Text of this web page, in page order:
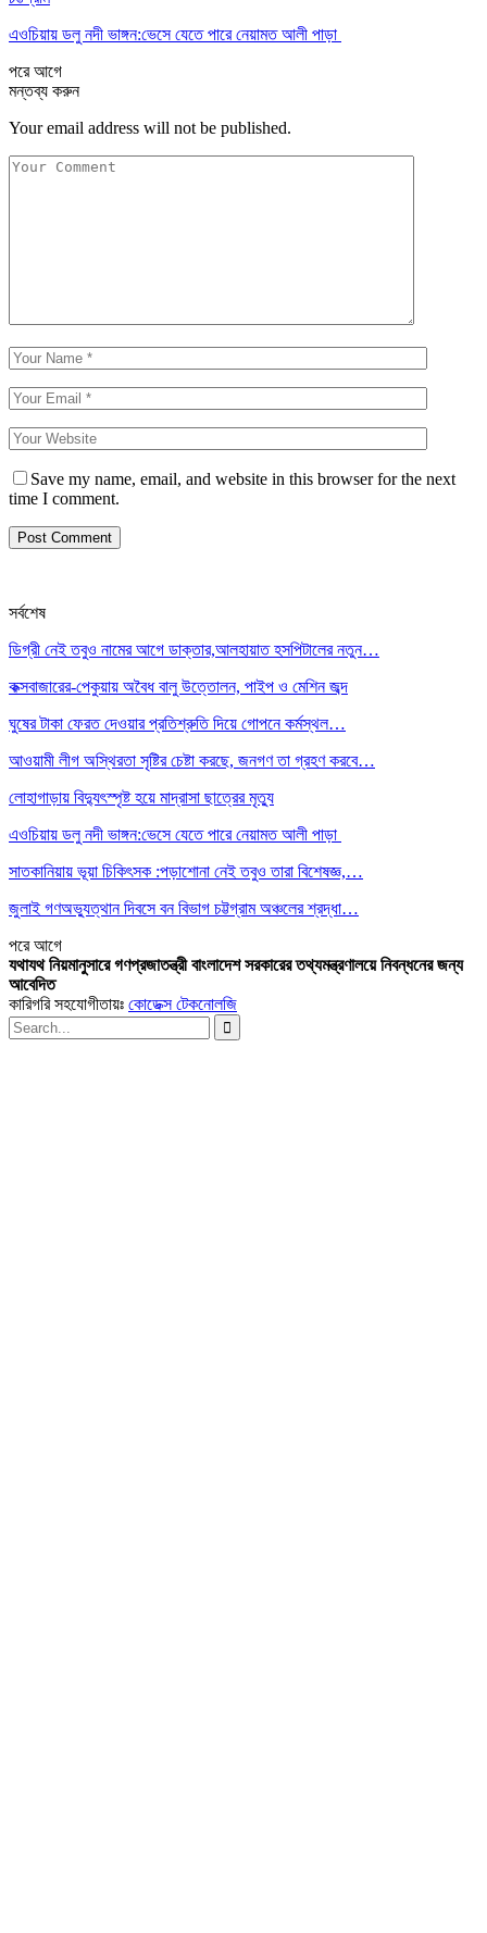
এওচিয়ায় ডলু নদী ভাঙ্গন:ভেসে যেতে পারে নেয়ামত আলী পাড়া
পরেআগে
মন্তব্য করুন
Your email address will not be published.
Save my name, email, and website in this browser for the next
time I comment.
সর্বশেষ
ডিগ্রী নেই তবুও নামের আগে ডাক্তার,আলহায়াত হসপিটালের নতুন…
কক্সবাজারের-পেকুয়ায় অবৈধ বালু উত্তোলন, পাইপ ও মেশিন জব্দ
ঘুষের টাকা ফেরত দেওয়ার প্রতিশ্রুতি দিয়ে গোপনে কর্মস্থল…
আওয়ামী লীগ অস্থিরতা সৃষ্টির চেষ্টা করছে, জনগণ তা গ্রহণ করবে…
লোহাগাড়ায় বিদ্যুৎস্পৃষ্ট হয়ে মাদ্রাসা ছাত্রের মৃত্যু
এওচিয়ায় ডলু নদী ভাঙ্গন:ভেসে যেতে পারে নেয়ামত আলী পাড়া
সাতকানিয়ায় ভূয়া চিকিৎসক :পড়াশোনা নেই তবুও তারা বিশেষজ্ঞ,…
জুলাই গণঅভ্যুত্থান দিবসে বন বিভাগ চট্টগ্রাম অঞ্চলের শ্রদ্ধা…
পরেআগে
যথাযথ নিয়মানুসারে গণপ্রজাতন্ত্রী বাংলাদেশ সরকারের তথ্যমন্ত্রণালয়ে নিবন্ধনের জন্য
আবেদিত
কারিগরি সহযোগীতায়ঃ কোডেক্স টেকনোলজি